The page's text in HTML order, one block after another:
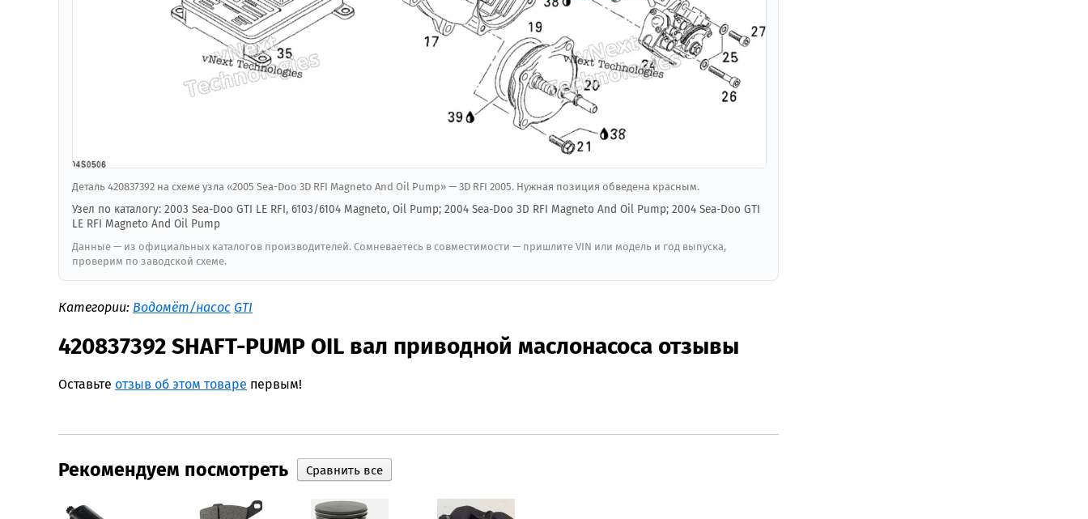
Деталь 420837392 на схеме узла «2005 Sea-Doo 3D RFI Magneto And Oil Pump» — 3D RFI 2005. Нужная позиция обведена красным.
Узел по каталогу: 2003 Sea-Doo GTI LE RFI, 6103/6104 Magneto, Oil Pump; 2004 Sea-Doo 3D RFI Magneto And Oil Pump; 2004 Sea-Doo GTI
LE RFI Magneto And Oil Pump
Данные — из официальных каталогов производителей. Сомневаетесь в совместимости — пришлите VIN или модель и год выпуска,
проверим по заводской схеме.
Категории: Водомёт/насос GTI
420837392 SHAFT-PUMP OIL вал приводной маслонасоса отзывы
Оставьте отзыв об этом товаре первым!
Рекомендуем посмотреть